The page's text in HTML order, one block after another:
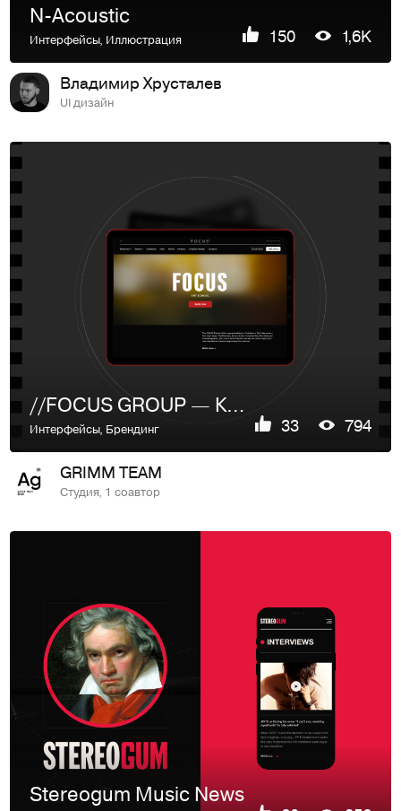
N-Acoustic
Интерфейсы, Иллюстрация 150 1,6K
Владимир Хрусталев
UI дизайн
//FOCUS GROUP — Корпоративный веб-сайт
Интерфейсы, Брендинг 33 794
GRIMM TEAM
Студия, 1 соавтор
Stereogum Music News